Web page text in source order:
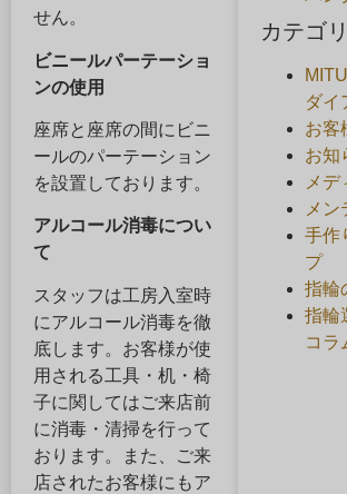
せん。
ビニールパーテーショ
ンの使用
座席と座席の間にビニ
ールのパーテーション
を設置しております。
アルコール消毒につい
て
スタッフは工房入室時
にアルコール消毒を徹
底します。お客様が使
用される工具・机・椅
子に関してはご来店前
に消毒・清掃を行って
おります。また、ご来
店されたお客様にもア
カテゴ
ダイ
お客
お知
メデ
メン
手作
プ
指輪
指輪
コラ